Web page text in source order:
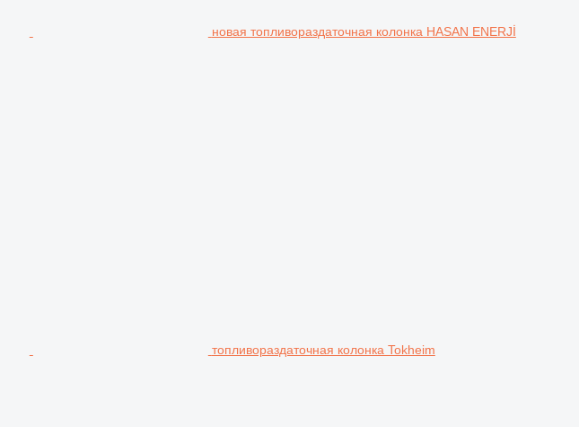
новая топливораздаточная колонка HASAN ENERJİ
топливораздаточная колонка Tokheim